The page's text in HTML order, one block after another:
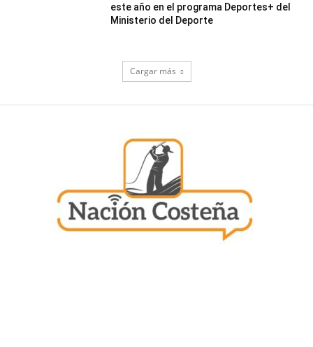
este año en el programa Deportes+ del
Ministerio del Deporte
Cargar más